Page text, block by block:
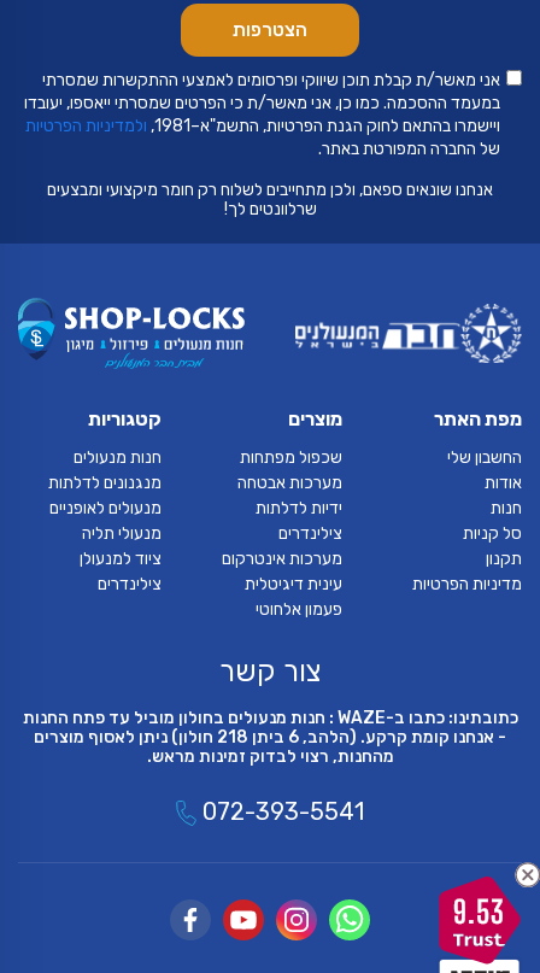
אני מאשר/ת קבלת תוכן שיווקי ופרסומים לאמצעי ההתקשרות שמסרתי
במעמד ההסכמה. כמו כן, אני מאשר/ת כי הפרטים שמסרתי ייאספו, יעובדו
ויישמרו בהתאם לחוק הגנת הפרטיות, התשמ"א–1981,
ולמדיניות הפרטיות
של החברה המפורטת באתר.
אנחנו שונאים ספאם, ולכן מתחייבים לשלוח רק חומר מיקצועי ומבצעים
שרלוונטים לך!
מפת האתר
החשבון שלי
אודות
חנות
סל קניות
תקנון
מדיניות הפרטיות
מוצרים
שכפול מפתחות
מערכות אבטחה
ידיות לדלתות
צילינדרים
מערכות אינטרקום
עינית דיגיטלית
פעמון אלחוטי
קטגוריות
חנות מנעולים
מנגנונים לדלתות
מנעולים לאופניים
מנעולי תליה
ציוד למנעולן
צילינדרים
צור קשר
כתובתינו: כתבו ב-WAZE : חנות מנעולים בחולון מוביל עד פתח החנות
- אנחנו קומת קרקע. (הלהב, 6 ביתן 218 חולון) ניתן לאסוף מוצרים
מהחנות, רצוי לבדוק זמינות מראש.
072-393-5541
9.53